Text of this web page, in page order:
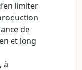
limiter
de
et long
à